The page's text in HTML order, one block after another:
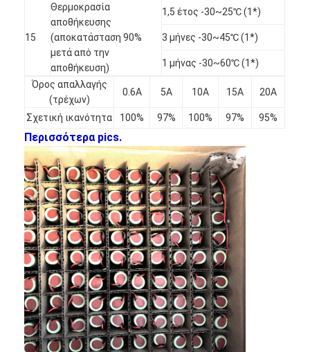
Ποιοτικός έλεγχος
Μας ελάτε σε επαφή με
Ειδήσεις
Συνομιλία τώρα
μπαταρία λίθιου lifepo4
ιονικές επαναφορτιζόμενες μπαταρίες λίθιου
Μπαταρία Lithium Polymer
μπαταρίες ενεργειακής αποθήκευσης
NiMH επαναφορτιζόμενες μπαταρίες
NiCd επαναφορτιζόμενες μπαταρίες
LCD φορτιστής μπαταρίας
15
Θερμοκρασία
αποθήκευσης
(αποκατάσταση 90%
μετά από την
αποθήκευση)
1,5 έτος -30~25℃ (1*)
3 μήνες -30~45℃ (1*)
1 μήνας -30~60℃ (1*)
Όρος απαλλαγής
(τρέχων)
0.6A 5A 10A 15A 20A
Σχετική ικανότητα 100% 97% 100% 97% 95%
Περισσότερα pics.